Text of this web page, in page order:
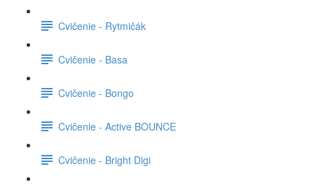
Cvičenie - Rytmičák
Cvičenie - Basa
Cvičenie - Bongo
Cvičenie - Active BOUNCE
Cvičenie - Bright Digi